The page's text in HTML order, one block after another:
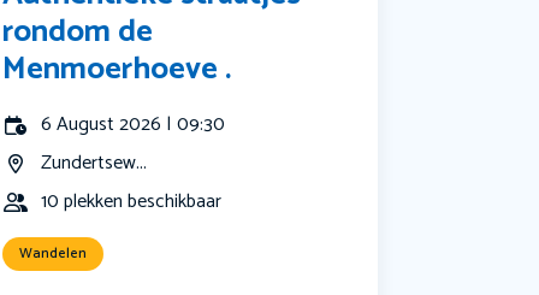
rondom de
Menmoerhoeve .
6 August 2026 | 09:30
Zundertsew...
10 plekken beschikbaar
Wandelen